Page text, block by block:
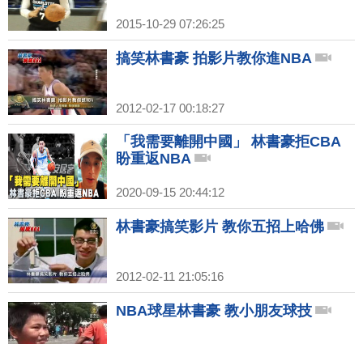
2015-10-29 07:26:25
搞笑林書豪 拍影片教你進NBA
2012-02-17 00:18:27
「我需要離開中國」 林書豪拒CBA
盼重返NBA
2020-09-15 20:44:12
林書豪搞笑影片 教你五招上哈佛
2012-02-11 21:05:16
NBA球星林書豪 教小朋友球技